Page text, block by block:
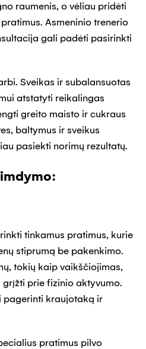
raumenis, o vėliau pridėti
Asmeninio trenerio
gali padėti pasirinkti
Sveikas ir subalansuotas
atstatyti reikalingas
greito maisto ir cukraus
baltymus ir sveikus
pasiekti norimų rezultatų.
tinkamus pratimus, kurie
stiprumą be pakenkimo.
tokių kaip vaikščiojimas,
prie fizinio aktyvumo.
pagerinti kraujotaką ir
pratimus pilvo